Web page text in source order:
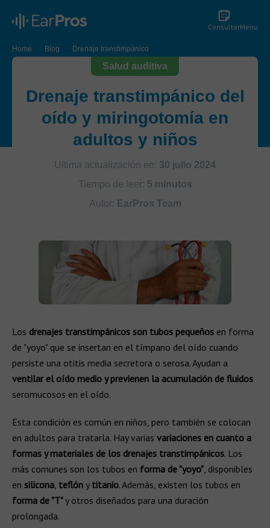
ConsultarMenu
Home Blog Drenaje transtimpánico
Salud auditiva
Drenaje transtimpánico del
oído y miringotomía en
adultos y niños
Ultima actualización en: 30 julio 2024
Tiempo de leer: 5 minutos
Autor: EarPros Team
Los drenajes transtimpánicos son tubos pequeños en forma
de "yoyo" que se insertan en el tímpano del oído cuando
persiste una otitis media secretora o serosa. Ayudan a
ventilar el oído medio y previenen la acumulación de fluidos
seromucosos en el oído.
Esta condición es común en niños, pero también se colocan
en adultos para tratarla. Hay varias variaciones en cuanto a
formas y materiales de los drenajes transtimpánicos. Los
más comunes son los tubos en forma de "yoyo", disponibles
en silicona, teflón y titanio. Además, existen los tubos en
forma de "T"y otros diseñados para una duración
prolongada.